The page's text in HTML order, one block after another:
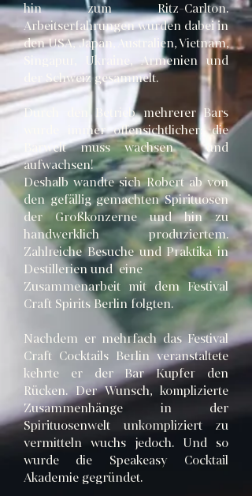
hin zum Ritz-Carlton.
Arbeitserfahrungen wurden dabei in
den USA, Japan, Australien, Vietnam,
Singapur, Ukraine, Armenien und
der Schweiz gesammelt.
Durch den Betrieb mehrerer Bars
wurde immer offensichtlicher: die
Barwelt muss wachsen - und
aufwachsen!
Deshalb wandte sich Robert ab von
den gefällig gemachten Spirituosen
der Großkonzerne und hin zu
handwerklich produziertem.
Zahlreiche Besuche und Praktika in
Destillerien und eine
Zusammenarbeit mit dem Festival
Craft Spirits Berlinfolgten.
Nachdem er mehrfach das Festival
Craft Cocktails Berlin veranstaltete
kehrte er der Bar Kupfer den
Rücken. Der Wunsch, komplizierte
Zusammenhänge in der
Spirituosenwelt unkompliziert zu
vermitteln wuchs jedoch. Und so
wurde die Speakeasy Cocktail
Akademie gegründet.